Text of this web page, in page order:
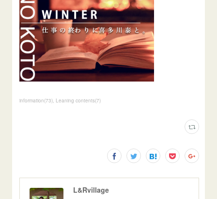
information(73) Leaning contents(7)
L&Rvillage